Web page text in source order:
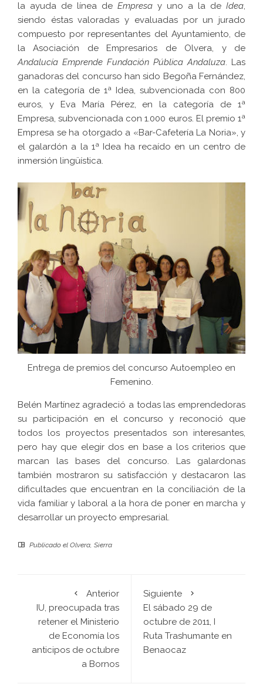
la ayuda de línea de Empresa y uno a la de Idea,
siendo éstas valoradas y evaluadas por un jurado
compuesto por representantes del Ayuntamiento, de
la Asociación de Empresarios de Olvera, y de
Andalucía Emprende Fundación Pública Andaluza. Las
ganadoras del concurso han sido Begoña Fernández,
en la categoría de 1ª Idea, subvencionada con 800
euros, y Eva María Pérez, en la categoría de 1ª
Empresa, subvencionada con 1.000 euros. El premio 1ª
Empresa se ha otorgado a «Bar-Cafetería La Noria», y
el galardón a la 1ª Idea ha recaído en un centro de
inmersión lingüística.
Entrega de premios del concurso Autoempleo en
Femenino.
Belén Martínez agradeció a todas las emprendedoras
su participación en el concurso y reconoció que
todos los proyectos presentados son interesantes,
pero hay que elegir dos en base a los criterios que
marcan las bases del concurso. Las galardonas
también mostraron su satisfacción y destacaron las
dificultades que encuentran en la conciliación de la
vida familiar y laboral a la hora de poner en marcha y
desarrollar un proyecto empresarial.
Publicado el Olvera, Sierra
Anterior
IU, preocupada tras
retener el Ministerio
de Economía los
anticipos de octubre
a Bornos
Siguiente
El sábado 29 de
octubre de 2011, I
Ruta Trashumante en
Benaocaz